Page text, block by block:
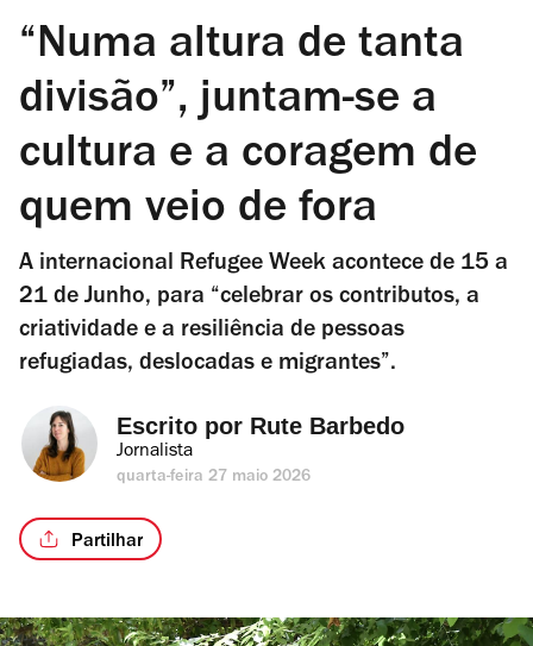
“Numa altura de tanta
divisão”, juntam-se a
cultura e a coragem de
quem veio de fora
A internacional Refugee Week acontece de 15 a
21 de Junho, para “celebrar os contributos, a
criatividade e a resiliência de pessoas
refugiadas, deslocadas e migrantes”.
Escrito por Rute Barbedo
Jornalista
quarta-feira 27 maio 2026
Partilhar